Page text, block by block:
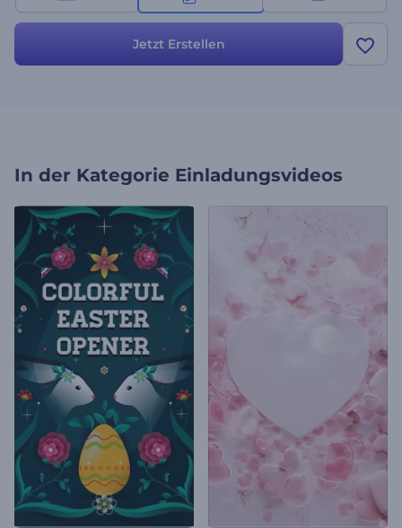
Videogrüße, Präsentationseröffnungen und andere Projekte, die
einen gemütlichen Touch erfordern. Probieren Sie es jetzt aus, und
Jetzt Erstellen
In der Kategorie Einladungsvideos